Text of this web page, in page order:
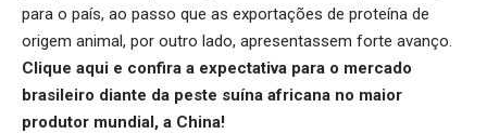
para o país, ao passo que as exportações de proteína de
origem animal, por outro lado, apresentassem forte avanço.
Clique aqui e confira a expectativa para o mercado
brasileiro diante da peste suína africana no maior
produtor mundial, a China!